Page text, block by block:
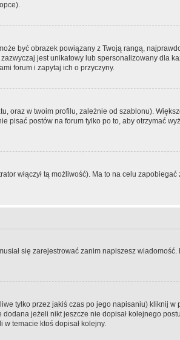
być obrazek powiązany z Twoją rangą,
jest unikatowy lub spersonalizowany dla
forum i zapytaj ich o przyczyny.
oraz w twoim profilu, zależnie od szablonu).
pisać postów na forum tylko po to, aby otrzymać
włączył tą możliwość). Ma to na celu
się zarejestrować zanim napiszesz
tylko przez jakiś czas po jego napisaniu) kliknij w
jeżeli nikt jeszcze nie dopisał kolejnego
temacie ktoś dopisał kolejny.